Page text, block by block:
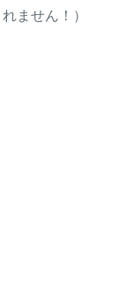
ません！）